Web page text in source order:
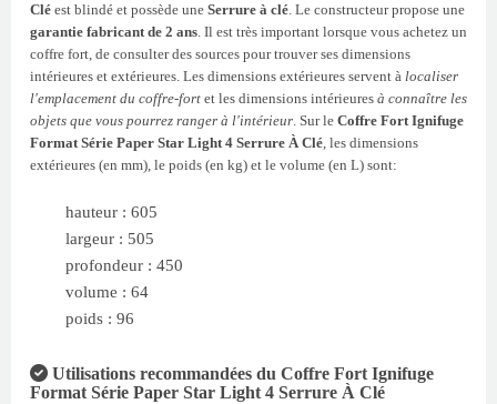
Clé est blindé et possède une Serrure à clé. Le constructeur propose une
garantie fabricant de 2 ans. Il est très important lorsque vous achetez un
coffre fort, de consulter des sources pour trouver ses dimensions
intérieures et extérieures. Les dimensions extérieures servent à localiser
l'emplacement du coffre-fort et les dimensions intérieures à connaître les
objets que vous pourrez ranger à l'intérieur. Sur le Coffre Fort Ignifuge
Format Série Paper Star Light 4 Serrure À Clé, les dimensions
extérieures (en mm), le poids (en kg) et le volume (en L) sont:
hauteur : 605
largeur : 505
profondeur : 450
volume : 64
poids : 96
Utilisations recommandées du Coffre Fort Ignifuge
Format Série Paper Star Light 4 Serrure À Clé